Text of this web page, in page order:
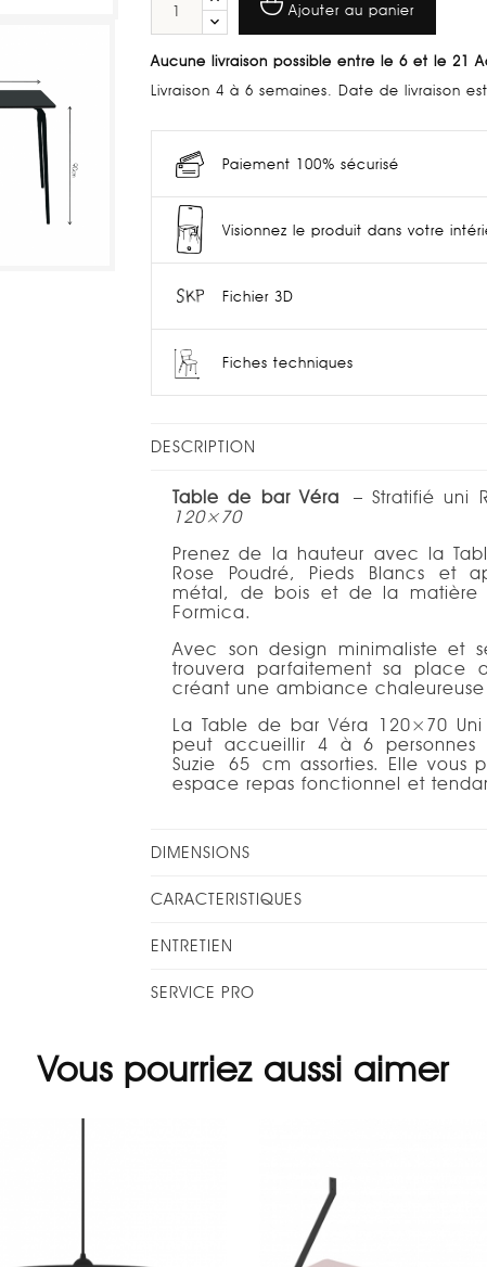
Ajouter au panier
Aucune livraison possible entre le 6 et le 21
Livraison 4 à 6 semaines. Date de livraison
Paiement 100% sécurisé
Visionnez le produit dans votre
Fichier 3D
Fiches techniques
DESCRIPTION
Table de bar Véra – Stratifié uni
120×70
Prenez de la hauteur avec la
Rose Poudré, Pieds Blancs et
métal, de bois et de la matière
Formica.
Avec son design minimaliste et
trouvera parfaitement sa place
créant une ambiance
La Table de bar Véra 120×70 Uni
peut accueillir 4 à 6
Suzie 65 cm assorties. Elle vous
espace repas fonctionnel et
DIMENSIONS
CARACTERISTIQUES
ENTRETIEN
SERVICE PRO
Vous pourriez aussi aimer